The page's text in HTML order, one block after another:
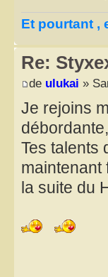
Et pourtant ,
Re:
de ulukai »
Je rejoins
Tes talents
maintenant
la suite du